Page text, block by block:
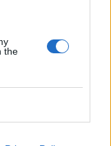
the